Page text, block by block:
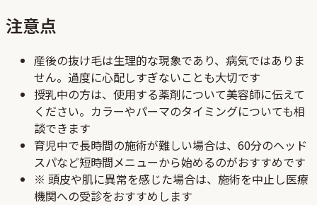
注意点
産後の抜け毛は生理的な現象であり、病気ではありま
せん。過度に心配しすぎないことも大切です
授乳中の方は、使用する薬剤について美容師に伝えて
ください。カラーやパーマのタイミングについても相
談できます
育児中で長時間の施術が難しい場合は、60分のヘッド
スパなど短時間メニューから始めるのがおすすめです
※ 頭皮や肌に異常を感じた場合は、施術を中止し医療
機関への受診をおすすめします